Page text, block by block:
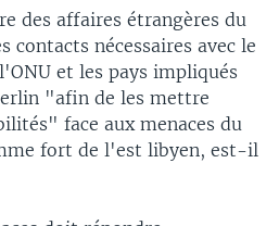
des affaires étrangères du
contacts nécessaires avec le
et les pays impliqués
"afin de les mettre
face aux menaces du
fort de l'est libyen, est-il